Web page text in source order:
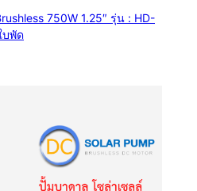
750W 1.25″ รุ่น : HD-
บพัด